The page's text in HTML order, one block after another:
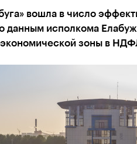
вошла в число
данным исполкома
экономической зоны в